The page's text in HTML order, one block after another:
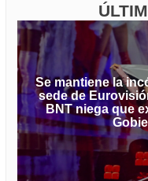
Se mantiene la
sede de
BNT niega que